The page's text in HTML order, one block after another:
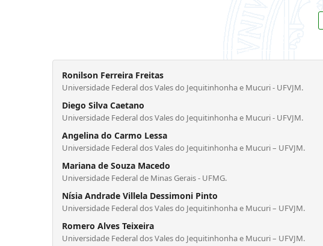
Ronilson Ferreira Freitas
Universidade Federal dos Vales do Jequitinhonha e Mucuri - UFVJM.
Diego Silva Caetano
Universidade Federal dos Vales do Jequitinhonha e Mucuri - UFVJM.
Angelina do Carmo Lessa
Universidade Federal dos Vales do Jequitinhonha e Mucuri – UFVJM.
Mariana de Souza Macedo
Universidade Federal de Minas Gerais - UFMG.
Nísia Andrade Villela Dessimoni Pinto
Universidade Federal dos Vales do Jequitinhonha e Mucuri – UFVJM.
Romero Alves Teixeira
Universidade Federal dos Vales do Jequitinhonha e Mucuri – UFVJM.